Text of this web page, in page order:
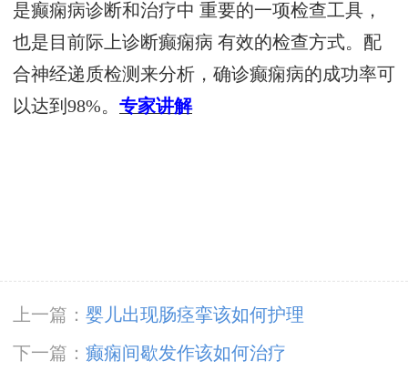
是癫痫病诊断和治疗中 重要的一项检查工具，
也是目前际上诊断癫痫病 有效的检查方式。配
合神经递质检测来分析，确诊癫痫病的成功率可
以达到98%。 专家讲解
上一篇： 婴儿出现肠痉挛该如何护理
下一篇： 癫痫间歇发作该如何治疗